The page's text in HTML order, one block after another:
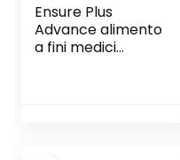
Ensure Plus
Advance alimento
a fini medici